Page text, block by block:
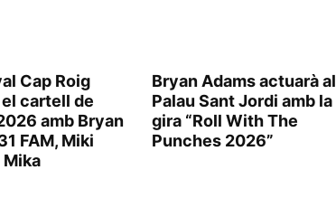
Cap Roig
cartell de
amb Bryan
FAM, Miki
Mika
Bryan Adams actuarà al
Palau Sant Jordi amb la
gira “Roll With The
Punches 2026”